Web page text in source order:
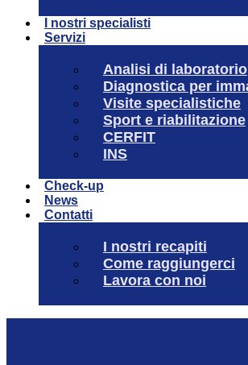
I nostri specialisti
Servizi
Analisi di laboratorio
Diagnostica per
Visite specialistiche
Sport e riabilitazione
CERFIT
INS
Check-up
News
Contatti
I nostri recapiti
Come raggiungerci
Lavora con noi